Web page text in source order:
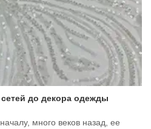
до декора одежды
много веков назад, ее